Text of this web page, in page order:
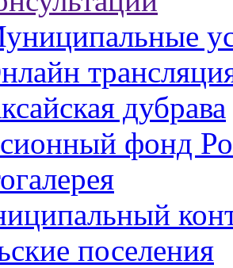
дубрава
фонд
поселения